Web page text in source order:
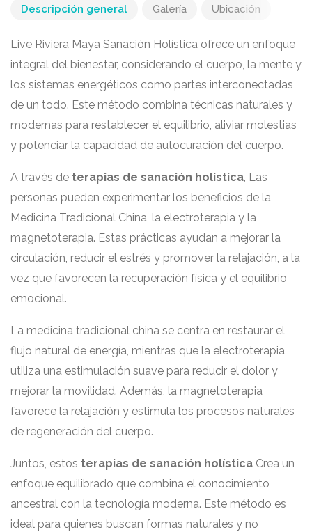
Descripción general Galería Ubicación
Live Riviera Maya Sanación Holística ofrece un enfoque
integral del bienestar, considerando el cuerpo, la mente y
los sistemas energéticos como partes interconectadas
de un todo. Este método combina técnicas naturales y
modernas para restablecer el equilibrio, aliviar molestias
y potenciar la capacidad de autocuración del cuerpo.
A través de terapias de sanación holística, Las
personas pueden experimentar los beneficios de la
Medicina Tradicional China, la electroterapia y la
magnetoterapia. Estas prácticas ayudan a mejorar la
circulación, reducir el estrés y promover la relajación, a la
vez que favorecen la recuperación física y el equilibrio
emocional.
La medicina tradicional china se centra en restaurar el
flujo natural de energía, mientras que la electroterapia
utiliza una estimulación suave para reducir el dolor y
mejorar la movilidad. Además, la magnetoterapia
favorece la relajación y estimula los procesos naturales
de regeneración del cuerpo.
Juntos, estos terapias de sanación holística Crea un
enfoque equilibrado que combina el conocimiento
ancestral con la tecnología moderna. Este método es
ideal para quienes buscan formas naturales y no